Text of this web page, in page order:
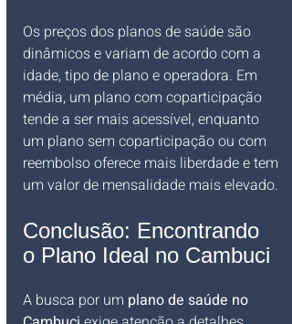
Os preços dos planos de saúde são
dinâmicos e variam de acordo com a
idade, tipo de plano e operadora. Em
média, um plano com coparticipação
tende a ser mais acessível, enquanto
um plano sem coparticipação ou com
reembolso oferece mais liberdade e tem
um valor de mensalidade mais elevado.
Conclusão: Encontrando
o Plano Ideal no Cambuci
A busca por um plano de saúde no